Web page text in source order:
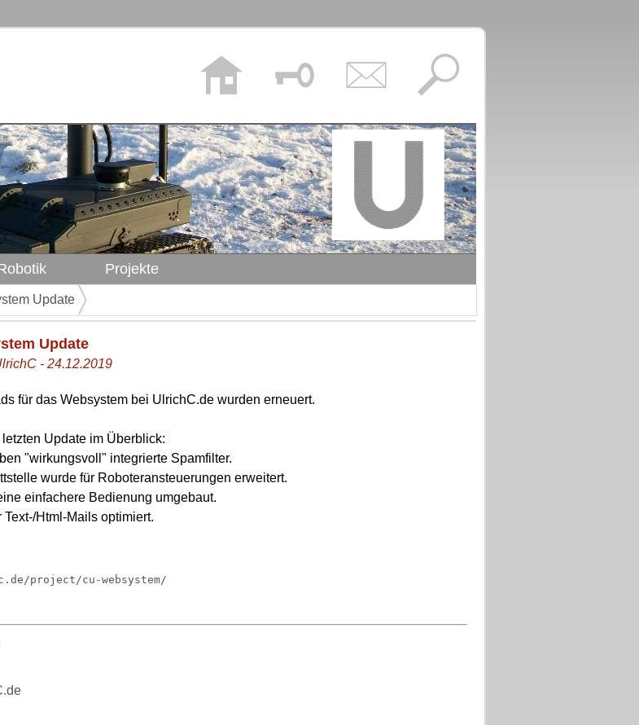
Projekte
Update
Update
- 24.12.2019
für das Websystem bei UlrichC.de wurden erneuert.
Update im Überblick:
"wirkungsvoll" integrierte Spamfilter.
wurde für Roboteransteuerungen erweitert.
einfachere Bedienung umgebaut.
Html-Mails optimiert.
project/cu-websystem/